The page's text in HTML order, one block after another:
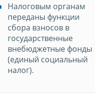
Налоговым органам
переданы функции
сбора взносов в
государственные
внебюджетные фонды
(единый социальный
налог).